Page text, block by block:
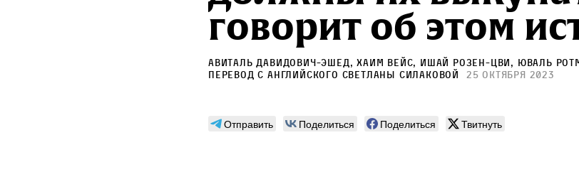
говорит об этом
Авиталь Давидович-Эшед,Хаим Вейс, Ишай Розен-Цви, Юваль
Перевод с английского Светланы Силаковой 25 октября 2023
Отправить Поделиться Поделиться Твитнуть